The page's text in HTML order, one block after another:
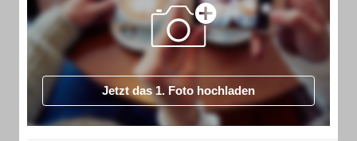
Jetzt das 1. Foto hochladen